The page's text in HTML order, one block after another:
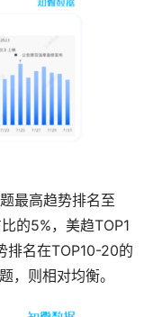
最高趋势排名至
的5%，美趋TOP1
排名在TOP10-20的
，则相对均衡。